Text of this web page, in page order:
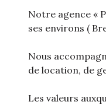
Notre agence «
ses environs (
Nous
de location, de
Les valeurs